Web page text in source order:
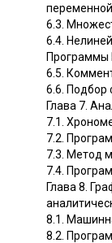
6.3.
6.4.
Программы
6.5.
6.6. Подбор
Глава 7.
7.1.
7.2.
7.3. Метод
7.4.
Глава 8.
8.1.
8.2.